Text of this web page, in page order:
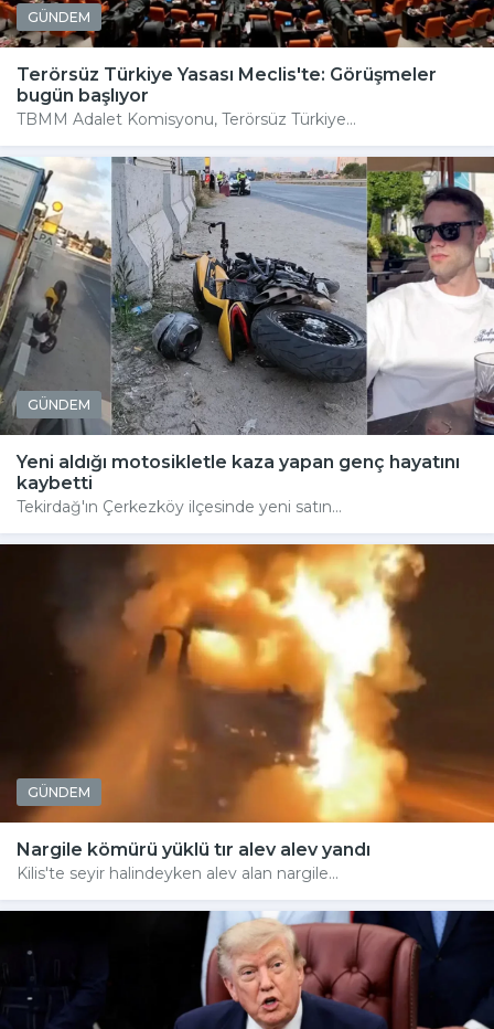
GÜNDEM
Terörsüz Türkiye Yasası Meclis'te: Görüşmeler
bugün başlıyor
TBMM Adalet Komisyonu, Terörsüz Türkiye...
GÜNDEM
Yeni aldığı motosikletle kaza yapan genç hayatını
kaybetti
Tekirdağ'ın Çerkezköy ilçesinde yeni satın...
GÜNDEM
Nargile kömürü yüklü tır alev alev yandı
Kilis'te seyir halindeyken alev alan nargile...